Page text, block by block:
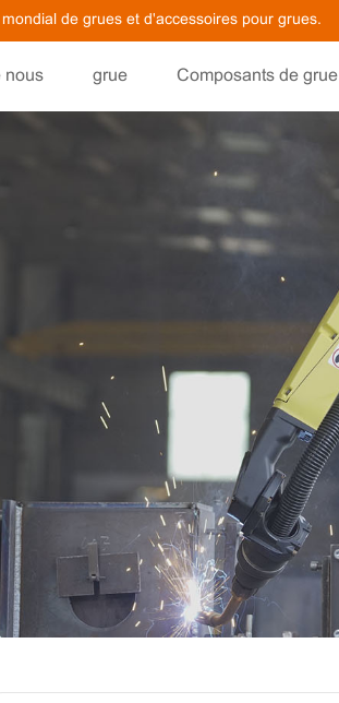
de grues et d'accessoires pour grues.
nous grue Composants de grue